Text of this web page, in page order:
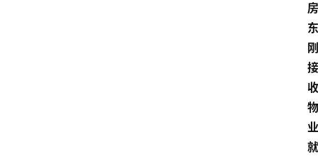
房
东
刚
接
收
物
业
就